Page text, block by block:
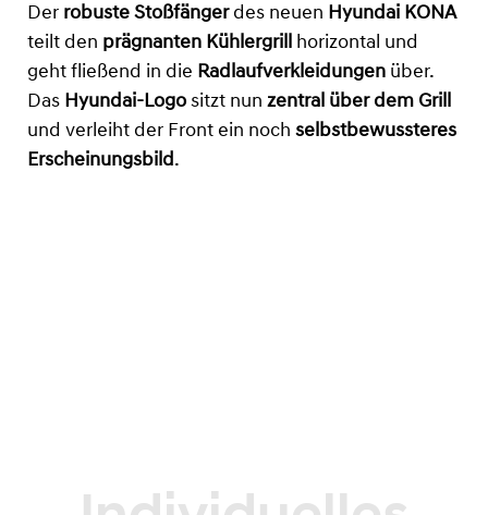
Der robuste Stoßfängerdes neuen Hyundai KONA
teilt den prägnanten Kühlergrill
horizontal und
geht fließend in die Radlaufverkleidungen über.
Das Hyundai-Logo sitzt nun zentral über dem Grill
und verleiht der Front ein noch selbstbewussteres
Erscheinungsbild .